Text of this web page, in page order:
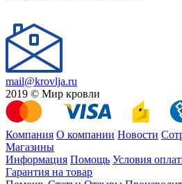
mail@krovlja.ru
2019 © Мир кровли
Компания О компании Новости
Магазины
Информация Помощь Условия
Гарантия на товар